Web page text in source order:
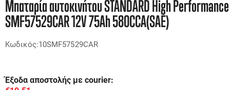
Μπαταρία αυτοκινήτου STANDARD High Performance
SMF57529CAR 12V 75Ah 580CCA(SAE)
Κωδικός:10SMF57529CAR
Έξοδα αποστολής με courier: